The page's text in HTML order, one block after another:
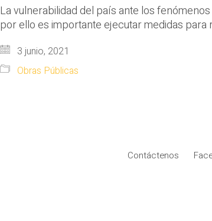
La vulnerabilidad del país ante los
por ello es importante ejecutar medidas para
3 junio, 2021
Obras Públicas
Contáctenos